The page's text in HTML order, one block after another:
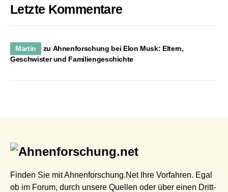
Letzte Kommentare
Martin zu Ahnenforschung bei Elon Musk: Eltern,
Geschwister und Familiengeschichte
Finden Sie mit Ahnenforschung.Net Ihre Vorfahren. Egal
ob im Forum, durch unsere Quellen oder über einen Dritt-